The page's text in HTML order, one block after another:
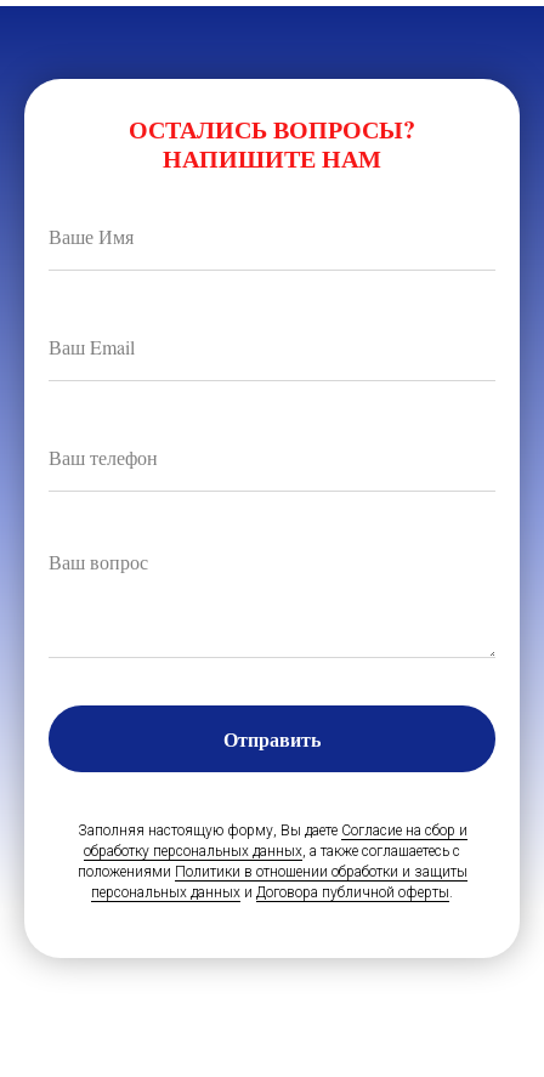
ОСТАЛИСЬ ВОПРОСЫ?
НАПИШИТЕ НАМ
Отправить
Заполняя настоящую форму, Вы даете Согласие на сбор и
обработку персональных данных, а также соглашаетесь с
положениями Политики в отношении обработки и защиты
персональных данных и Договора публичной оферты.